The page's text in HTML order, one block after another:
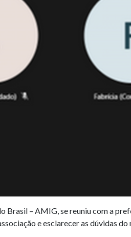
– AMIG, se reuniu com a
e esclarecer as dúvidas